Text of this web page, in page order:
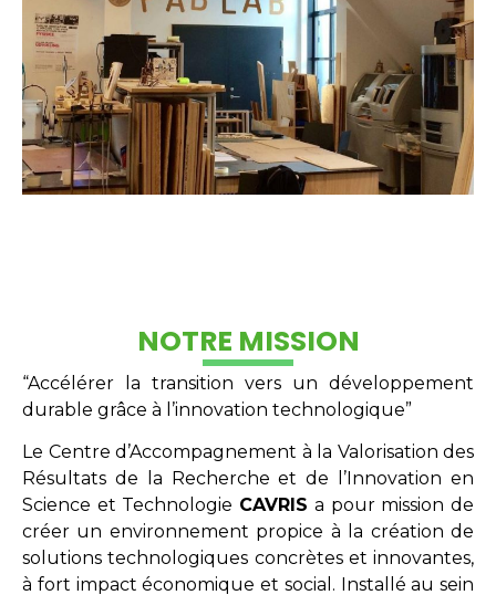
NOTRE MISSION
“Accélérer la transition vers un développement
durable grâce à l’innovation technologique”
Le Centre d’Accompagnement à la Valorisation des
Résultats de la Recherche et de l’Innovation en
Science et Technologie CAVRIS a pour mission de
créer un environnement propice à la création de
solutions technologiques concrètes et innovantes,
à fort impact économique et social. Installé au sein